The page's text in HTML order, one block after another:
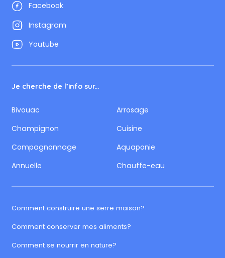
Comment construire une serre maison?
Comment conserver mes aliments?
Comment se nourrir en nature?
Facebook
Instagram
Youtube
Je cherche de l’info sur...
Bivouac
Arrosage
Champignon
Cuisine
Compagnonnage
Aquaponie
Annuelle
Chauffe-eau